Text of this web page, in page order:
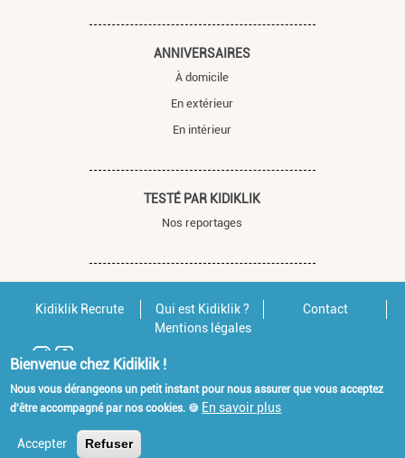
ANNIVERSAIRES
À domicile
En extérieur
En intérieur
TESTÉ PAR KIDIKLIK
Nos reportages
Kidiklik Recrute Qui est Kidiklik ?
Contact
Mentions légales
Bienvenue chez Kidiklik !
Nous vous dérangeons un petit instant pour nous assurer que vous acceptez
d'être accompagné par nos cookies. 🍪 En savoir plus
Accepter Refuser